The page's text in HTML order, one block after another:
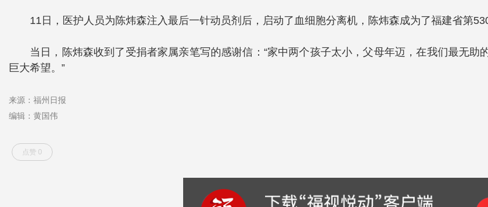
11日，医护人员为陈炜森注入最后一针动员剂后，启动了血细胞分离机，陈炜森成为了福建省第
当日，陈炜森收到了受捐者家属亲笔写的感谢信：“家中两个孩子太小，父母年迈，在我们最无
巨大希望。”
来源：福州日报
编辑：黄国伟
点赞 0